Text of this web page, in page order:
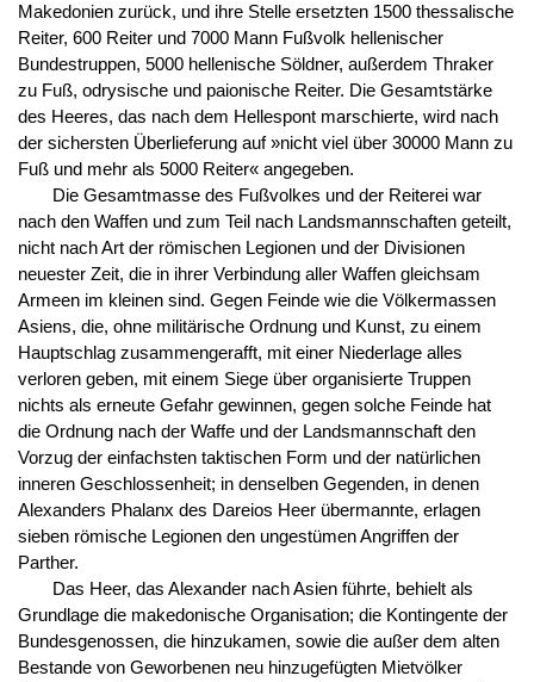
Makedonien zurück, und ihre Stelle ersetzten 1500 thessalische
Reiter, 600 Reiter und 7000 Mann Fußvolk hellenischer
Bundestruppen, 5000 hellenische Söldner, außerdem Thraker
zu Fuß, odrysische und paionische Reiter. Die Gesamtstärke
des Heeres, das nach dem Hellespont marschierte, wird nach
der sichersten Überlieferung auf »nicht viel über 30000 Mann zu
Fuß und mehr als 5000 Reiter« angegeben.
Die Gesamtmasse des Fußvolkes und der Reiterei war
nach den Waffen und zum Teil nach Landsmannschaften geteilt,
nicht nach Art der römischen Legionen und der Divisionen
neuester Zeit, die in ihrer Verbindung aller Waffen gleichsam
Armeen im kleinen sind. Gegen Feinde wie die Völkermassen
Asiens, die, ohne militärische Ordnung und Kunst, zu einem
Hauptschlag zusammengerafft, mit einer Niederlage alles
verloren geben, mit einem Siege über organisierte Truppen
nichts als erneute Gefahr gewinnen, gegen solche Feinde hat
die Ordnung nach der Waffe und der Landsmannschaft den
Vorzug der einfachsten taktischen Form und der natürlichen
inneren Geschlossenheit; in denselben Gegenden, in denen
Alexanders Phalanx des Dareios Heer übermannte, erlagen
sieben römische Legionen den ungestümen Angriffen der
Parther.
Das Heer, das Alexander nach Asien führte, behielt als
Grundlage die makedonische Organisation; die Kontingente der
Bundesgenossen, die hinzukamen, sowie die außer dem alten
Bestande von Geworbenen neu hinzugefügten Mietvölker